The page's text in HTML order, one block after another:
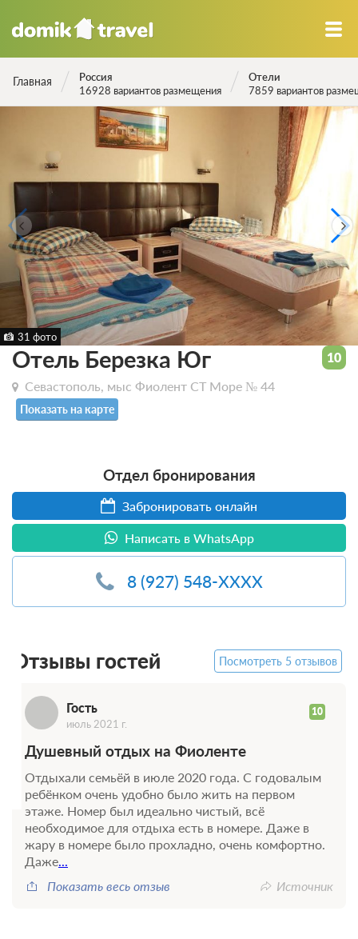
Главная
Россия
16928 вариантов размещения
Отели
7859 вариантов
31 фото
Отель Березка Юг
Севастополь, мыс Фиолент СТ Море № 44
Показать на карте
Отдел бронирования
Забронировать онлайн
Написать в WhatsApp
8 (927) 548-XXXX
10
Отзывы гостей Посмотреть 5 отзывов
Гость 10
июль 2021 г.
Душевный отдых на Фиоленте
Отдыхали семьёй в июле 2020 года. С годовалым
ребёнком очень удобно было жить на первом
этаже. Номер был идеально чистый, всё
необходимое для отдыха есть в номере. Даже в
жару в номере было прохладно, очень комфортно.
Даже...
Показать весь отзыв
Источник